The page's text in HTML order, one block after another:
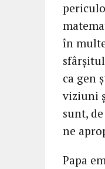
în
ca gen
viziuni
sunt,
ne
Papa